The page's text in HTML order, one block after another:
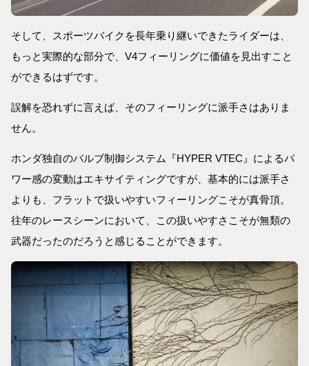
そして、スポーツバイクを長年乗り継いできたライダーは、
もっと実際的な部分で、V4フィーリングに価値を見出すこと
ができるはずです。
誤解を恐れずに言えば、そのフィーリングに派手さはありま
せん。
ホンダ独自のバルブ制御システム『HYPER VTEC』によるパ
ワー感の変動はエキサイティングですが、基本的には派手さ
よりも、フラットで扱いやすいフィーリングこそが真骨頂。
往年のレースシーンにおいて、この扱いやすさこそが無類の
武器だったのだろうと感じることができます。